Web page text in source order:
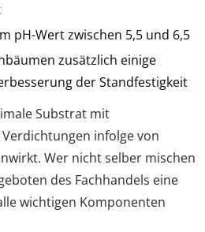
pH-Wert zwischen 5,5 und 6,5
zusätzlich einige
der Standfestigkeit
Substrat mit
infolge von
Wer nicht selber mischen
des Fachhandels eine
wichtigen Komponenten